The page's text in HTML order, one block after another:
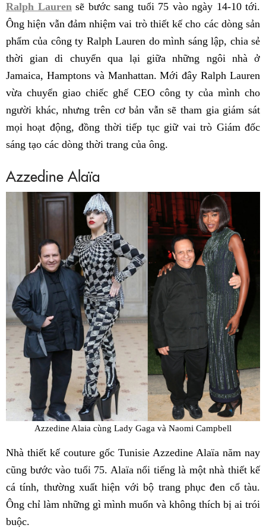
Ralph Laurensẽ bước sang tuổi 75 vào ngày 14-10 tới.
Ông hiện vẫn đảm nhiệm vai trò thiết kế cho các dòng sản
phẩm của công ty Ralph Lauren do mình sáng lập, chia sẻ
thời gian di chuyển qua lại giữa những ngôi nhà ở
Jamaica, Hamptons và Manhattan. Mới đây Ralph Lauren
vừa chuyển giao chiếc ghế CEO công ty của mình cho
người khác, nhưng trên cơ bản vẫn sẽ tham gia giám sát
mọi hoạt động, đồng thời tiếp tục giữ vai trò Giám đốc
sáng tạo các dòng thời trang của ông.
Azzedine Alaïa
Azzedine Alaia cùng Lady Gaga và Naomi Campbell
Nhà thiết kế couture gốc Tunisie Azzedine Alaïa năm nay
cũng bước vào tuổi 75. Alaïa nổi tiếng là một nhà thiết kế
cá tính, thường xuất hiện với bộ trang phục đen cổ tàu.
Ông chỉ làm những gì mình muốn và không thích bị ai trói
buộc.